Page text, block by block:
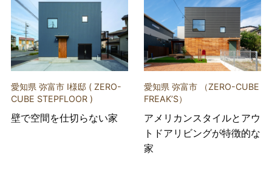
愛知県 弥富市 I様邸 ( ZERO-
CUBE STEPFLOOR )
壁で空間を仕切らない家
愛知県 弥富市 （ZERO-CUBE
FREAK’S）
アメリカンスタイルとアウ
トドアリビングが特徴的な
家